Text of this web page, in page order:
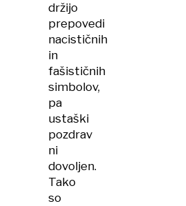
držijo
prepovedi
nacističnih
in
fašističnih
simbolov,
pa
ustaški
pozdrav
ni
dovoljen.
Tako
so